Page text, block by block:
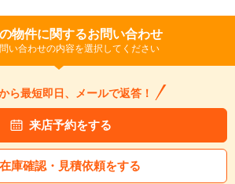
物件に関するお問い合わせ
い合わせの内容を選択してください
ら最短即日、メールで返答！
来店予約をする
在庫確認・見積依頼をする